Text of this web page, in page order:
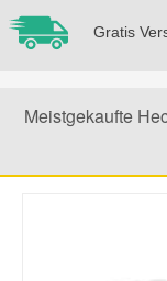
Gratis
Meistgekaufte
Kia
Lancia